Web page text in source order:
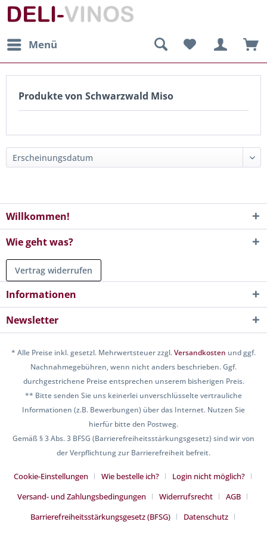
Menü
Produkte von Schwarzwald Miso
Willkommen!
Wie geht was?
Vertrag widerrufen
Informationen
Newsletter
* Alle Preise inkl. gesetzl. Mehrwertsteuer zzgl.Versandkosten und ggf.
Nachnahmegebühren, wenn nicht anders beschrieben. Ggf.
durchgestrichene Preise entsprechen unserem bisherigen Preis.
** Bitte senden Sie uns keinerlei unverschlüsselte vertrauliche
Informationen (z.B. Bewerbungen) über das Internet. Nutzen Sie
hierfür bitte den Postweg.
Gemäß § 3 Abs. 3 BFSG (Barrierefreiheitsstärkungsgesetz) sind wir von
der Verpflichtung zur Barrierefreiheit befreit.
Cookie-Einstellungen Wie bestelle ich?
Login nicht möglich?
Versand- und Zahlungsbedingungen
Widerrufsrecht
AGB
Barrierefreiheitsstärkungsgesetz (BFSG)
Datenschutz